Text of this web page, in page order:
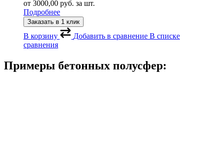
от 3000,00 руб. за шт.
Подробнее
Заказать в 1 клик
В корзину Добавить в сравнение В списке
сравнения
Примеры бетонных полусфер: